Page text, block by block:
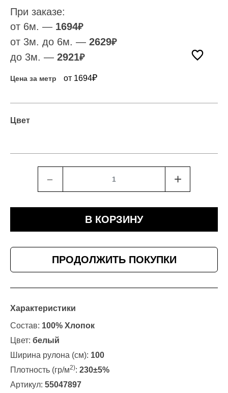
При заказе:
от 6м. — 1694₽
от 3м. до 6м. — 2629₽
до 3м. — 2921₽
Цена за метр от 1694₽
Цвет
﹣ +
В КОРЗИНУ
ПРОДОЛЖИТЬ ПОКУПКИ
Характеристики
Состав: 100% Хлопок
Цвет: белый
Ширина рулона (см): 100
Плотность (гр/м2): 230±5%
Артикул: 55047897